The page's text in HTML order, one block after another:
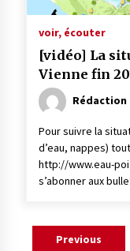
voir, écouter
[vidéo] La
Vienne fin
Rédaction
Pour suivre la
d’eau, nappes)
http://www.eau-
s’abonner aux
Pagination
Previous